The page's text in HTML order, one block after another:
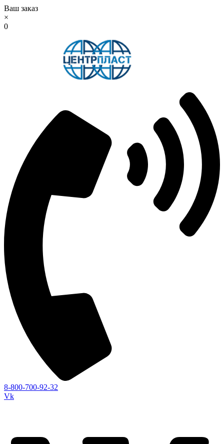
Ваш заказ
×
0
8-800-700-92-32
Vk